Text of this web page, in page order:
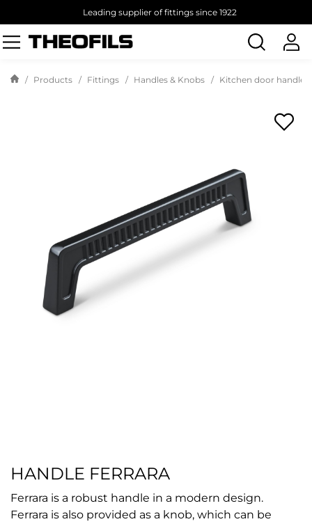
Leading supplier of fittings since 1922
Search
products
Products Fittings Handles & Knobs Kitchen door handles
HANDLE FERRARA
Ferrara is a robust handle in a modern design.
Ferrara is also provided as a knob, which can be